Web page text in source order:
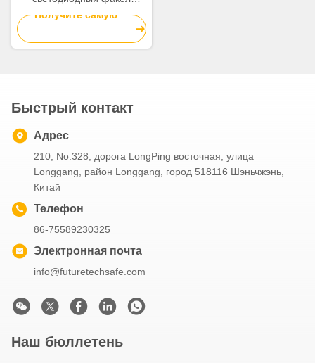
фонарик регулируемый
Получите самую
лучшую цену
Быстрый контакт
Адрес
210, No.328, дорога LongPing восточная, улица
Longgang, район Longgang, город 518116 Шэньчжэнь,
Китай
Телефон
86-75589230325
Электронная почта
info@futuretechsafe.com
Наш бюллетень